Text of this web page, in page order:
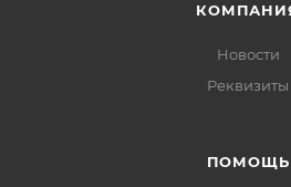
Новости
Реквизиты
ПОМОЩЬ